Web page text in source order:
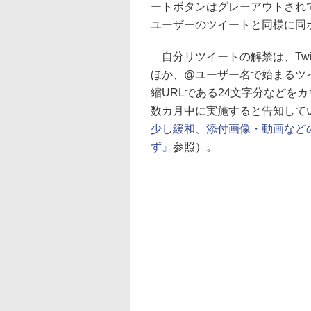
ートボタンはグレーアウトさ
ユーザーのツイートと同様に
自分リツイートの解禁は、
ほか、@ユーザー名で始まる
縮URLである24文字分などを
数カ月中に実施すると告知し
少し緩和、添付画像・動画な
ず』 参照）。